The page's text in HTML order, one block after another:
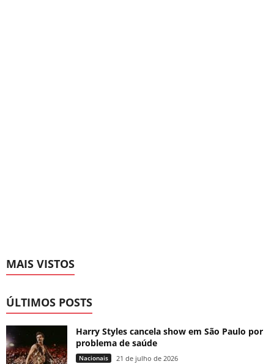
MAIS VISTOS
ÚLTIMOS POSTS
Harry Styles cancela show em São Paulo por
problema de saúde
Nacionais 21 de julho de 2026